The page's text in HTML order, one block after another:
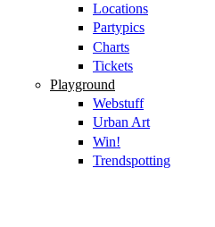
Locations
Partypics
Charts
Tickets
Playground
Webstuff
Urban Art
Win!
Trendspotting